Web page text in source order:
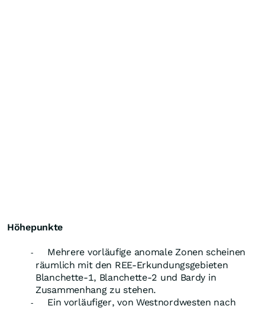
Höhepunkte
-
Mehrere vorläufige anomale Zonen scheinen
räumlich mit den REE-Erkundungsgebieten
Blanchette-1, Blanchette-2 und Bardy in
Zusammenhang zu stehen.
-
Ein vorläufiger, von Westnordwesten nach